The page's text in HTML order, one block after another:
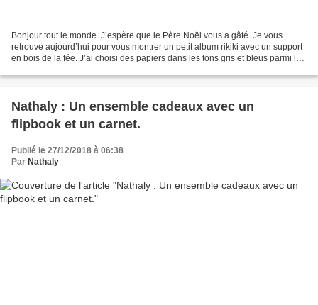
Bonjour tout le monde. J’espère que le Père Noël vous a gâté. Je vous
retrouve aujourd’hui pour vous montrer un petit album rikiki avec un support
en bois de la fée. J’ai choisi des papiers dans les tons gris et bleus parmi les
Nathaly : Un ensemble cadeaux avec un
flipbook et un carnet.
Publié le 27/12/2018 à 06:38
Par Nathaly